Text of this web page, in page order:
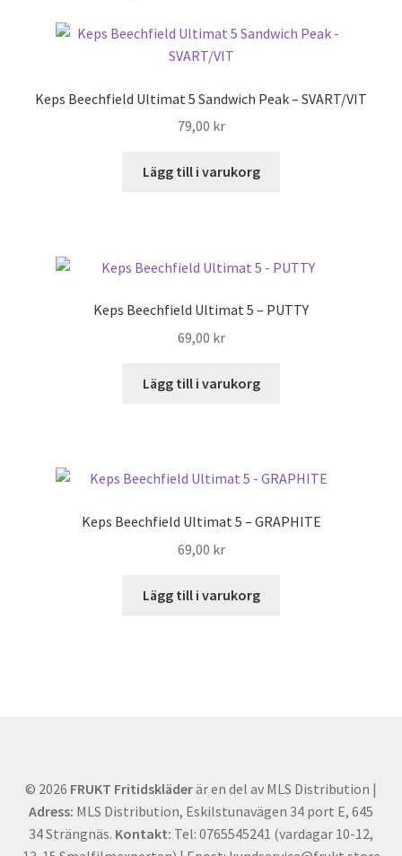
Keps Beechfield Ultimat 5 Sandwich Peak – SVART/VIT
79,00 kr
Lägg till i varukorg
Keps Beechfield Ultimat 5 – PUTTY
69,00 kr
Lägg till i varukorg
Keps Beechfield Ultimat 5 – GRAPHITE
69,00 kr
Lägg till i varukorg
© 2026 FRUKT Fritidskläderär en del av MLS Distribution |
Adress: MLS Distribution, Eskilstunavägen 34 port E, 645
34 Strängnäs. Kontakt: Tel: 0765545241 (vardagar 10-12,